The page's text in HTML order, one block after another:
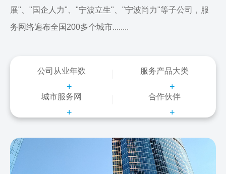
展"、"国企人力"、"宁波立生"、"宁波尚力"等子公司，服
务网络遍布全国200多个城市........
公司从业年数
+
服务产品大类
+
城市服务网
+
合作伙伴
+